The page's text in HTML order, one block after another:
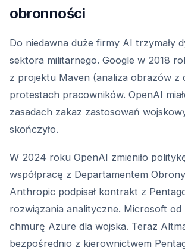
obronności
Do niedawna duże firmy AI trzymały
sektora militarnego. Google w 2018
z projektu Maven (analiza obrazów z
protestach pracowników. OpenAI
zasadach zakaz zastosowań
skończyło.
W 2024 roku OpenAI zmieniło
współpracę z Departamentem
Anthropic podpisał kontrakt z
rozwiązania analityczne. Microsoft
chmurę Azure dla wojska. Teraz
bezpośrednio z kierownictwem